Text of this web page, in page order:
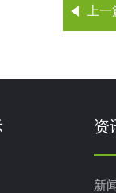
上
资
新